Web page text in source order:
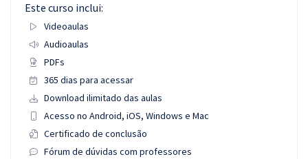
Este curso inclui:
Videoaulas
Audioaulas
PDFs
365 dias para acessar
Download ilimitado das aulas
Acesso no Android, iOS, Windows e Mac
Certificado de conclusão
Fórum de dúvidas com professores